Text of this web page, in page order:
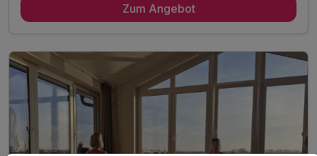
7 x reichhaltiges Frühstück vom Buffet
mit zertifizierter Yoga-Lehrerin
1 x geführte Deichwanderung ab Hotel
Zum Angebot